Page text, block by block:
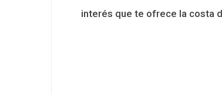
interés que te ofrece la costa